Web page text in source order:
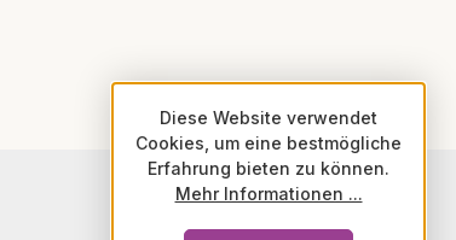
Diese Website verwendet
Cookies, um eine bestmögliche
Erfahrung bieten zu können.
Mehr Informationen ...